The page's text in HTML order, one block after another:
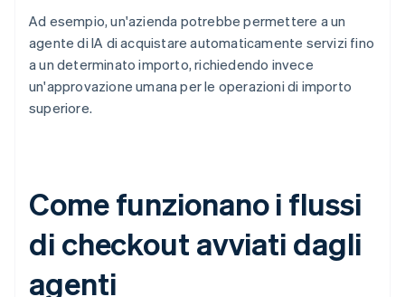
Ad esempio, un'azienda potrebbe permettere a un
agente di IA di acquistare automaticamente servizi fino
a un determinato importo, richiedendo invece
un'approvazione umana per le operazioni di importo
superiore.
Come funzionano i flussi
di checkout avviati dagli
agenti